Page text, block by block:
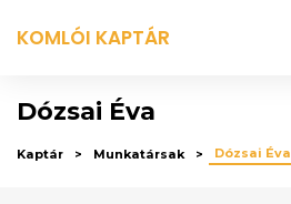
KOMLÓI KAPTÁR
Dózsai Éva
Kaptár Munkatársak Dózsai Éva